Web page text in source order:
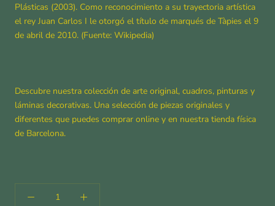
Plásticas (2003). Como reconocimiento a su trayectoria artística
el rey Juan Carlos I le otorgó el título de marqués de Tàpies el 9
de abril de 2010. (Fuente: Wikipedia)
Descubre nuestra colección de arte original, cuadros, pinturas y
láminas decorativas. Una selección de piezas originales y
diferentes que puedes comprar online y en nuestra tienda física
de Barcelona.